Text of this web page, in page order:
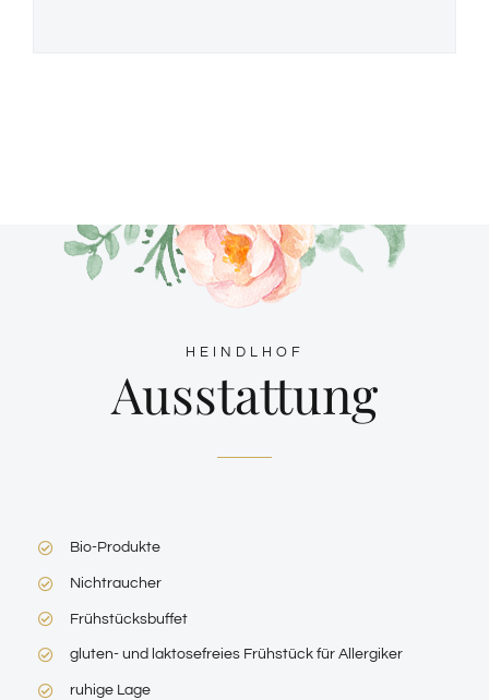
HEINDLHOF
Ausstattung
Bio-Produkte
Nichtraucher
Frühstücksbuffet
gluten- und laktosefreies Frühstück für Allergiker
ruhige Lage